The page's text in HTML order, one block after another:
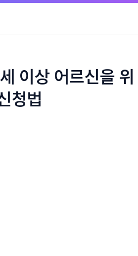
이상 어르신을 위
청법